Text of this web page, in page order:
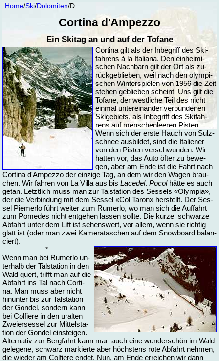
Home/Ski/Do­lo­mi­ten/D
Cor­ti­na d'Am­pez­zo
Ein Ski­tag an und auf der To­fa­ne
Cor­ti­na gilt als der In­be­griff des Ski­
fah­rens à la Ita­lia­na. Den ein­hei­mi­
schen Nach­barn gilt der Ort als zu­
rück­ge­blie­ben, weil nach den olym­pi­
schen Win­ter­spie­len von 1956 die Zeit
ste­hen ge­blie­ben scheint. Uns gilt die
To­fa­ne, der west­li­che Teil des nicht
ein­mal un­ter­ein­an­der ver­bun­de­nen
Ski­ge­biets, als In­be­griff des Ski­fah­
rens auf men­schen­lee­ren Pis­ten.
Wenn sich der ers­te Hauch von Sulz­
schnee aus­bil­det, sind die Ita­lie­ner
von den Pis­ten ver­schwun­den. Wir
hat­ten vor, das Au­to öf­ter zu be­we­
gen, aber am En­de ist die Fahrt nach
Cor­ti­na d'Am­pez­zo der ein­zi­ge Tag, an dem wir den Wa­gen brau­
chen. Wir fah­ren von La Vil­la aus bis La­ce­del. Po­colhät­te es auch
ge­tan. Letzt­lich muss man zur Tal­sta­ti­on des Ses­sels «Olym­pia»,
der die Ver­bin­dung mit dem Ses­sel «Col Taron» her­stellt. Der Ses­
sel Pie­mer­lo führt wei­ter zum Ru­mer­lo, wo man sich die Auf­fahrt
zum Po­me­des nicht ent­ge­hen las­sen soll­te. Die kur­ze, schwar­ze
Ab­fahrt un­ter dem Lift ist se­hens­wert, vor al­lem, wenn sie rich­tig
glatt ist (oder man zwei Ka­me­ra­ta­schen auf dem Snow­board ba­lan­
ciert).
*
Wenn man bei Ru­mer­lo un­
ter­halb der Tal­sta­ti­on in den
Wald quert, trifft man auf die
Ab­fahrt ins Tal nach Cor­ti­
na. Man muss aber nicht
hin­un­ter bis zur Tal­sta­ti­on
der Gon­del, son­dern kann
bei Col­fie­re in den ur­al­ten
Zwei­er­ses­sel zur Mit­tel­sta­
ti­on der Gon­del ein­stei­gen.
Al­ter­na­tiv zur Berg­fahrt kann man auch ei­ne wun­der­schön im Wald
ge­le­ge­ne, schwarz mar­kier­te aber höchs­tens ro­te Ab­fahrt neh­men,
die wie­der am Col­fie­re en­det. Nun, am En­de er­rei­chen wir dann